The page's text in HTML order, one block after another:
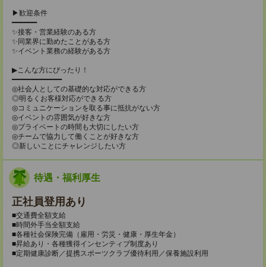
▶歓迎条件
━━━━━━
✨接客・営業経験のある方
✨同業界に勤めたことがある方
✨イベント業務の経験がある方
▶こんな方にぴったり！
━━━━━━━━━━━━
◎社会人としての基礎的な対応ができる方
◎明るくお客様対応ができる方
◎コミュニケーションを取る事に抵抗がない方
◎イベントの雰囲気が好きな方
◎プライベートの時間も大切にしたい方
◎チームで協力して働くことが好きな方
◎新しいことにチャレンジしたい方
待遇・福利厚生
正社員登用あり
■交通費全額支給
■時間外手当全額支給
■各種社会保険完備（雇用・労災・健康・厚生年金）
■昇給あり・各種獲得インセンティブ制度あり
■定期健康診断／提携スポーツクラブ優待利用／保養施設利用